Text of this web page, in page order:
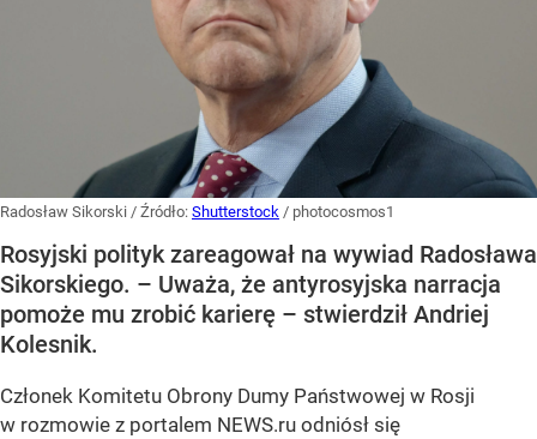
Radosław Sikorski / Źródło: Shutterstock / photocosmos1
Rosyjski polityk zareagował na wywiad Radosława
Sikorskiego. – Uważa, że antyrosyjska narracja
pomoże mu zrobić karierę – stwierdził Andriej
Kolesnik.
Członek Komitetu Obrony Dumy Państwowej w Rosji
w rozmowie z portalem NEWS.ru odniósł się